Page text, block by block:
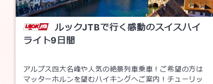
ルックJTBで行く感動のスイスハイ
ライト9日間
アルプス四大名峰や人気の絶景列車乗車！ご希望の方は
マッターホルンを望むハイキングへご案内！チューリッ